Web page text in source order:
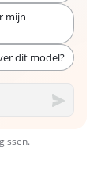
mijn
dit model?